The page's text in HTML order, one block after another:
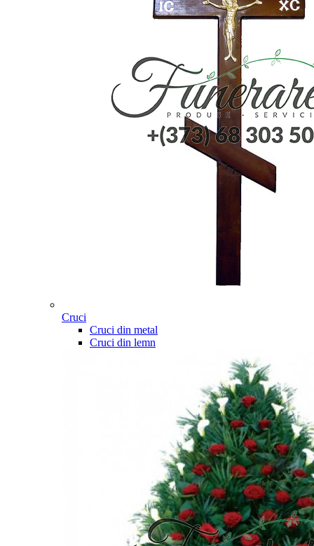
Cruci
Cruci din metal
Cruci din lemn